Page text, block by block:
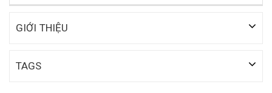
GIỚI THIỆU
TAGS